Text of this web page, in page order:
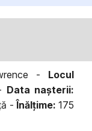
- Locul
Data naşterii:
-Înălţime: 175